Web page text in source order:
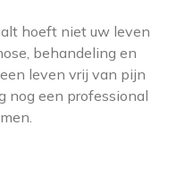
hoeft niet uw leven
behandeling en
leven vrij van pijn
nog een professional